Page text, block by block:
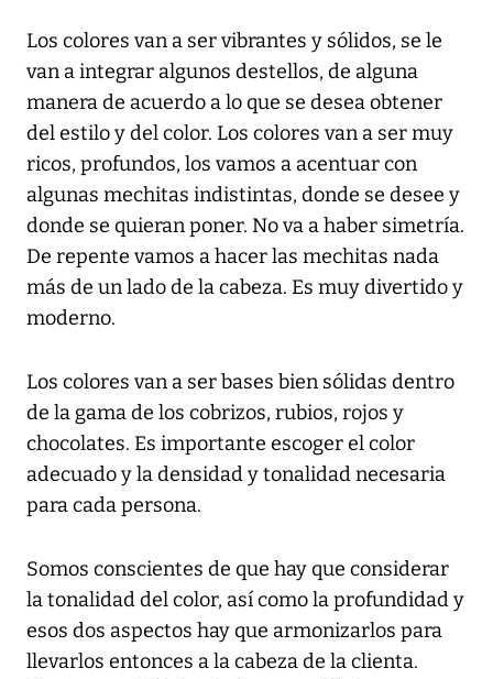
Los colores van a ser vibrantes y sólidos, se le
van a integrar algunos destellos, de alguna
manera de acuerdo a lo que se desea obtener
del estilo y del color. Los colores van a ser muy
ricos, profundos, los vamos a acentuar con
algunas mechitas indistintas, donde se desee y
donde se quieran poner. No va a haber simetría.
De repente vamos a hacer las mechitas nada
más de un lado de la cabeza. Es muy divertido y
moderno.
Los colores van a ser bases bien sólidas dentro
de la gama de los cobrizos, rubios, rojos y
chocolates. Es importante escoger el color
adecuado y la densidad y tonalidad necesaria
para cada persona.
Somos conscientes de que hay que considerar
la tonalidad del color, así como la profundidad y
esos dos aspectos hay que armonizarlos para
llevarlos entonces a la cabeza de la clienta.